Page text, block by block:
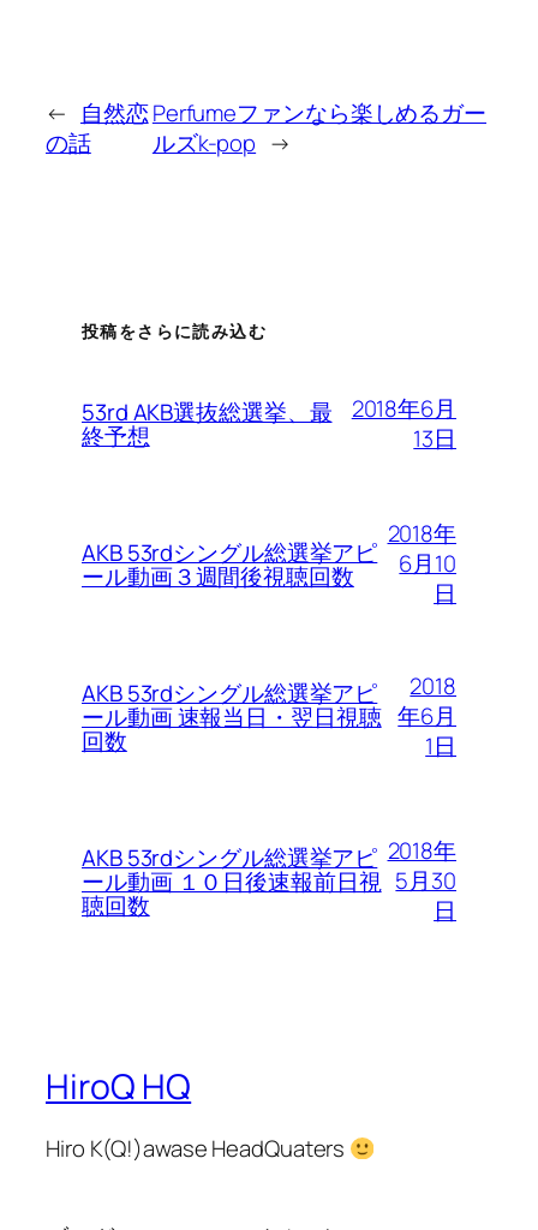
← 自然恋
の話
Perfumeファンなら楽しめるガー
ルズk-pop →
投稿をさらに読み込む
53rd AKB選抜総選挙、最
終予想
2018年6月
13日
AKB 53rdシングル総選挙アピ
ール動画３週間後視聴回数
2018年
6月10
日
AKB 53rdシングル総選挙アピ
ール動画 速報当日・翌日視聴
回数
2018
年6月
1日
AKB 53rdシングル総選挙アピ
ール動画 １０日後速報前日視
聴回数
2018年
5月30
日
HiroQ HQ
Hiro K(Q!)awase HeadQuaters